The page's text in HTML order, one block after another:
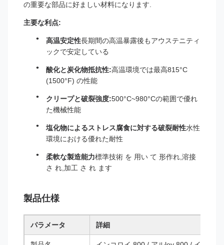
の重要な部品に好ましい材料になります.
主要な利点:
高温安定性長期間の高温暴露後もアウステニティ
ックで安定している
酸化と炭化物抵抗性:高温環境では最高815°C
(1500°F) の性能
クリープと破裂強度:500°C~980°Cの範囲で優れ
た機械性能
塩化物によるストレス腐食に対する破裂耐性水性
環境における優れた耐性
柔軟な製造能力標準技術 を 用い て 形作れ,溶接
さ れ,加工 さ れ ます
製品仕様
パラメータ 詳細